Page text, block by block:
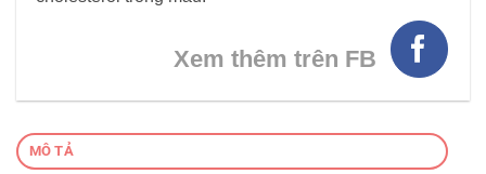
Xem thêm trên FB
MÔ TẢ